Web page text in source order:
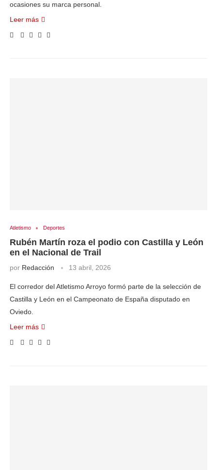
ocasiones su marca personal.
Leer más
Atletismo Deportes
Rubén Martín roza el podio con Castilla y León
en el Nacional de Trail
por Redacción 13 abril, 2026
El corredor del Atletismo Arroyo formó parte de la selección de
Castilla y León en el Campeonato de España disputado en
Oviedo.
Leer más